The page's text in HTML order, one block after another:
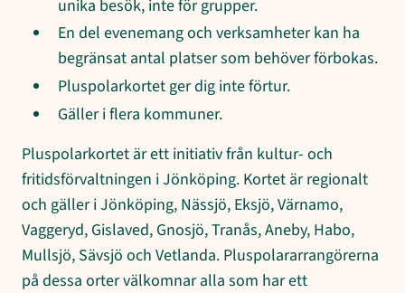
unika besök, inte för grupper.
En del evenemang och verksamheter kan ha
begränsat antal platser som behöver förbokas.
Pluspolarkortet ger dig inte förtur.
Gäller i flera kommuner.
Pluspolarkortet är ett initiativ från kultur- och
fritidsförvaltningen i Jönköping. Kortet är regionalt
och gäller i Jönköping, Nässjö, Eksjö, Värnamo,
Vaggeryd, Gislaved, Gnosjö, Tranås, Aneby, Habo,
Mullsjö, Sävsjö och Vetlanda. Pluspolararrangörerna
på dessa orter välkomnar alla som har ett